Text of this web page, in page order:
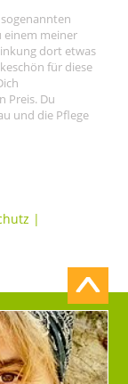
einem meiner
dort etwas
für diese
Preis. Du
und die Pflege
|